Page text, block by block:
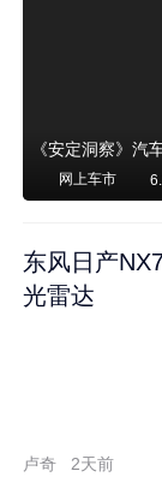
网上车市
东风日产
光雷达
卢奇 2天前